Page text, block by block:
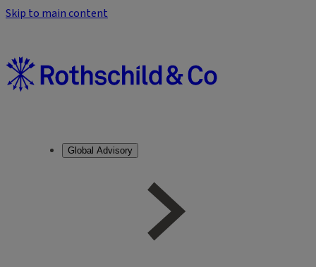
Skip to main content
Global Advisory